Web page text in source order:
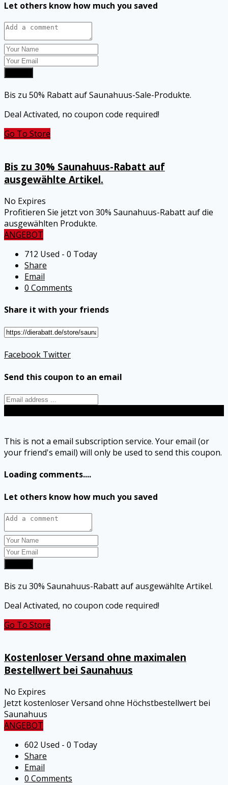
Let others know how much you saved
Bis zu 50% Rabatt auf Saunahuus-Sale-Produkte.
Deal Activated, no coupon code required!
Go To Store
Bis zu 30% Saunahuus-Rabatt auf
ausgewählte Artikel.
No Expires
Profitieren Sie jetzt von 30% Saunahuus-Rabatt auf die
ausgewählten Produkte.
ANGEBOT
712 Used - 0 Today
Share
Email
0 Comments
Share it with your friends
Facebook Twitter
Send this coupon to an email
This is not a email subscription service. Your email (or
your friend's email) will only be used to send this coupon.
Loading comments....
Let others know how much you saved
Bis zu 30% Saunahuus-Rabatt auf ausgewählte Artikel.
Deal Activated, no coupon code required!
Go To Store
Kostenloser Versand ohne maximalen
Bestellwert bei Saunahuus
No Expires
Jetzt kostenloser Versand ohne Höchstbestellwert bei
Saunahuus
ANGEBOT
602 Used - 0 Today
Share
Email
0 Comments